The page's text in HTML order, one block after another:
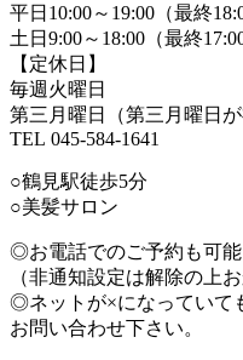
平日10:00～19:00（最終
土日9:00～18:00（最終17:00
【定休日】
毎週火曜日
第三月曜日（第三月曜日
TEL 045-584-1641
○鶴見駅徒歩5分
○美髪サロン
◎お電話でのご予約も可能
（非通知設定は解除の上
◎ネットが×になっていて
お問い合わせ下さい。